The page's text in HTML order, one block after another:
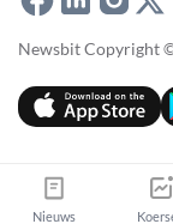
Newsbit Copyright
Nieuws